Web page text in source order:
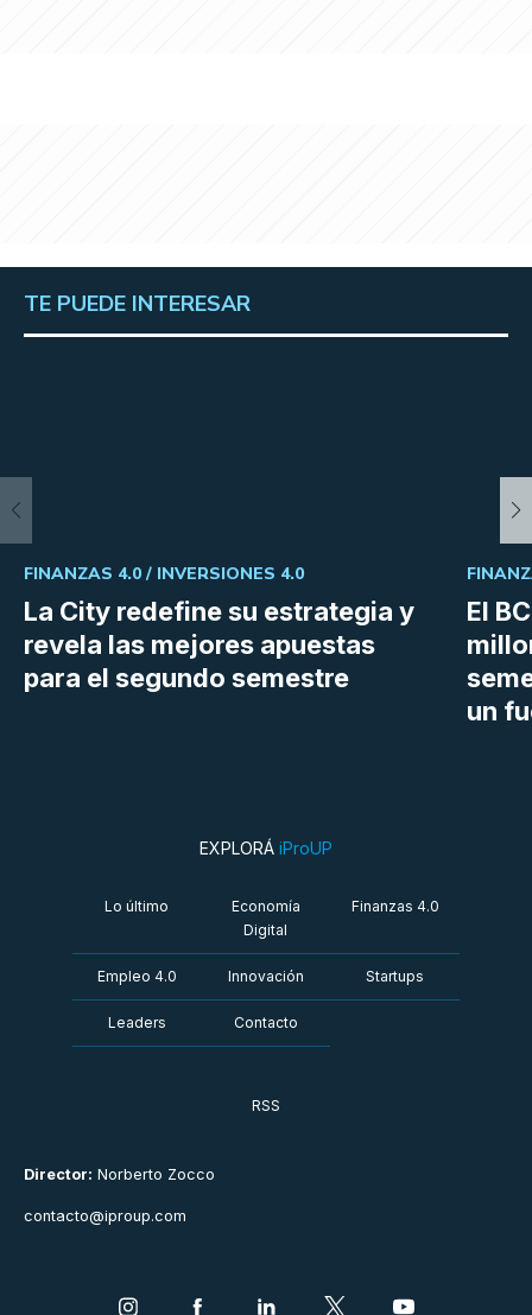
TE PUEDE INTERESAR
La City redefine su estrategia y
revela las mejores apuestas
para el segundo semestre
FINANZAS 4.0 / INVERSIONES 4.0
El
un
Director: Norberto Zocco
contacto@iproup.com
EXPLORÁ iProUP
Lo último
Economía
Digital
Finanzas 4.0
Empleo 4.0 Innovación Startups
Leaders Contacto
RSS